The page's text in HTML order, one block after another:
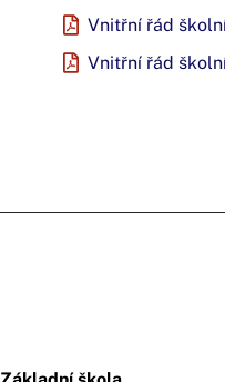
Vnitřní řád
Vnitřní řád